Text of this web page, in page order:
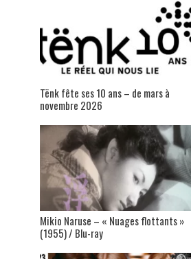
Tënk fête ses 10 ans – de mars à
novembre 2026
Mikio Naruse – « Nuages flottants »
(1955) / Blu-ray